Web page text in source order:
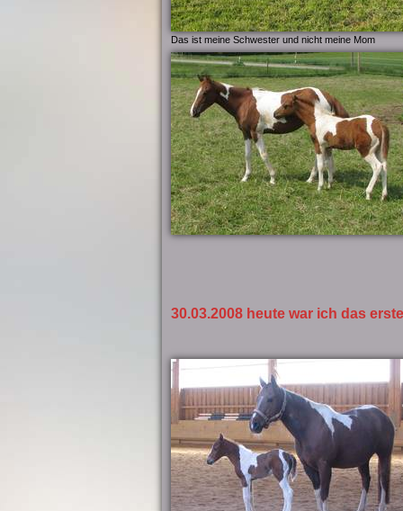
Das ist meine Schwester und nicht meine Mom
30.03.2008 heute war ich das